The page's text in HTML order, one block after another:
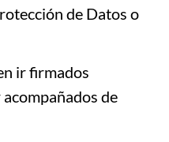
de Datos o
ir firmados
de